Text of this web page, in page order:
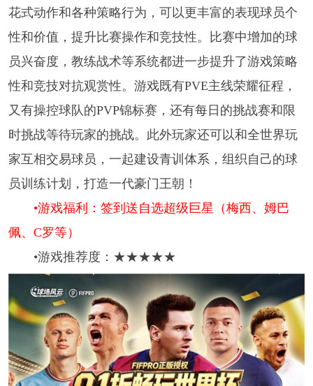
花式动作和各种策略行为，可以更丰富的表现球员个
性和价值，提升比赛操作和竞技性。比赛中增加的球
员兴奋度，教练战术等系统都进一步提升了游戏策略
性和竞技对抗观赏性。游戏既有PVE主线荣耀征程，
又有操控球队的PVP锦标赛，还有每日的挑战赛和限
时挑战等待玩家的挑战。此外玩家还可以和全世界玩
家互相交易球员，一起建设青训体系，组织自己的球
员训练计划，打造一代豪门王朝！
•游戏福利：签到送自选超级巨星（梅西、姆巴
佩、C罗等）
•游戏推荐度：★★★★★